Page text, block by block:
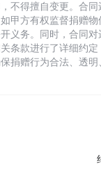
不得擅自变更。合同
甲方有权监督捐赠物
义务。同时，合同对
条款进行了详细约定
捐赠行为合法、透明